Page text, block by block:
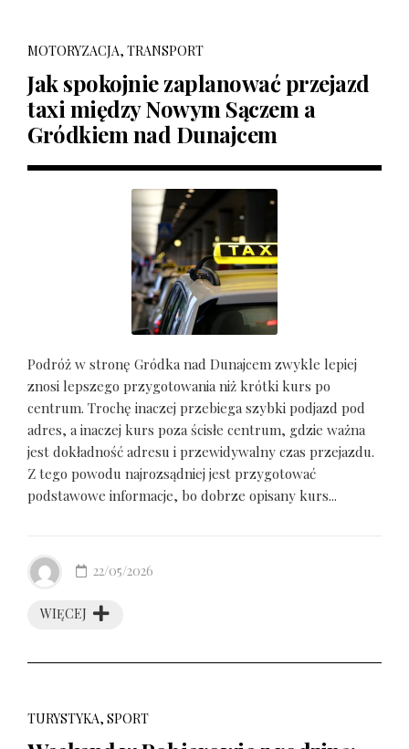
MOTORYZACJA, TRANSPORT
Jak spokojnie zaplanować przejazd
taxi między Nowym Sączem a
Gródkiem nad Dunajcem
Podróż w stronę Gródka nad Dunajcem zwykle lepiej
znosi lepszego przygotowania niż krótki kurs po
centrum. Trochę inaczej przebiega szybki podjazd pod
adres, a inaczej kurs poza ścisłe centrum, gdzie ważna
jest dokładność adresu i przewidywalny czas przejazdu.
Z tego powodu najrozsądniej jest przygotować
podstawowe informacje, bo dobrze opisany kurs...
WIĘCEJ
22/05/2026
TURYSTYKA, SPORT